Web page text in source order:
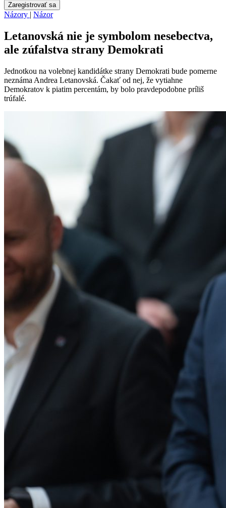
Zaregistrovať sa
Názory | Názor
Letanovská nie je symbolom nesebectva,
ale zúfalstva strany Demokrati
Jednotkou na volebnej kandidátke strany Demokrati bude pomerne
neznáma Andrea Letanovská. Čakať od nej, že vytiahne
Demokratov k piatim percentám, by bolo pravdepodobne príliš
trúfalé.